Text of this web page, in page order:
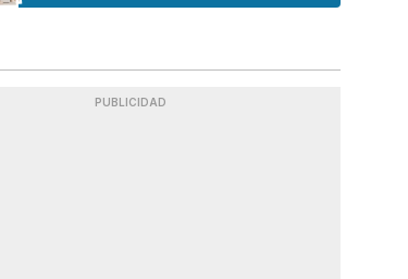
PUBLICIDAD